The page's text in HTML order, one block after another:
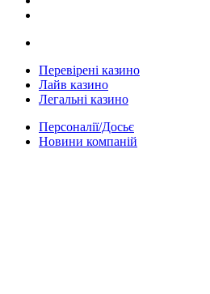
Перевірені казино
Лайв казино
Легальні казино
Персоналії/Досьє
Новини компаній